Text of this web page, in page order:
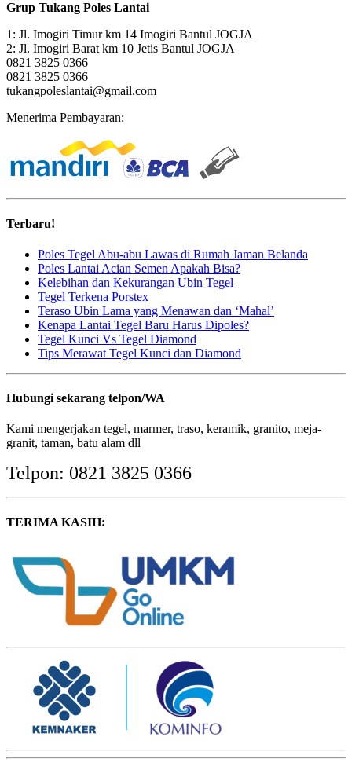
Grup Tukang Poles Lantai
1: Jl. Imogiri Timur km 14 Imogiri Bantul JOGJA
2: Jl. Imogiri Barat km 10 Jetis Bantul JOGJA
0821 3825 0366
0821 3825 0366
tukangpoleslantai@gmail.com
Menerima Pembayaran:
Terbaru!
Poles Tegel Abu-abu Lawas di Rumah Jaman Belanda
Poles Lantai Acian Semen Apakah Bisa?
Kelebihan dan Kekurangan Ubin Tegel
Tegel Terkena Porstex
Teraso Ubin Lama yang Menawan dan ‘Mahal’
Kenapa Lantai Tegel Baru Harus Dipoles?
Tegel Kunci Vs Tegel Diamond
Tips Merawat Tegel Kunci dan Diamond
Hubungi sekarang telpon/WA
Kami mengerjakan tegel, marmer, traso, keramik, granito, meja-
granit, taman, batu alam dll
Telpon: 0821 3825 0366
TERIMA KASIH: